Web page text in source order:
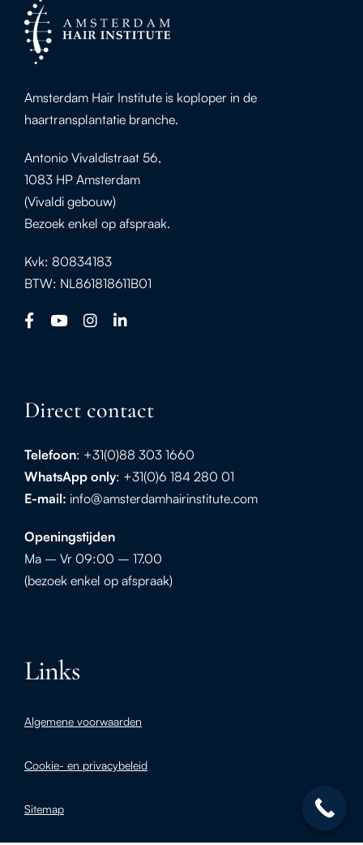
Amsterdam Hair Institute is koploper in de
haartransplantatie branche.
Antonio Vivaldistraat 56,
1083 HP Amsterdam
(Vivaldi gebouw)
Bezoek enkel op afspraak.
Kvk: 80834183
BTW: NL861818611B01
Direct contact
Telefoon: +31(0)88 303 1660
WhatsApp only: +31(0)6 184 280 01
E-mail: info@amsterdamhairinstitute.com
Openingstijden
Ma – Vr 09:00 – 17.00
(bezoek enkel op afspraak)
Links
Algemene voorwaarden
Cookie- en privacybeleid
Sitemap